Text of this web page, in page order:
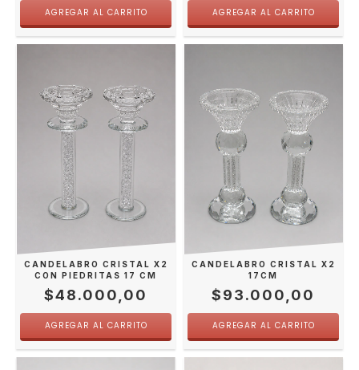
CANDELABRO CRISTAL X2
CON PIEDRITAS 17 CM
$48.000,00
CANDELABRO CRISTAL X2
17CM
$93.000,00